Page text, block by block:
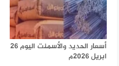
أسعار الحديد والأسمنت اليوم 26
ابريل 2026م